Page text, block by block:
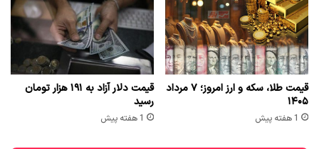
قیمت طلا، سکه و ارز امروز؛ ۷ مرداد
۱۴۰۵
1 هفته پیش
قیمت دلار آزاد به ۱۹۱ هزار تومان
رسید
1 هفته پیش